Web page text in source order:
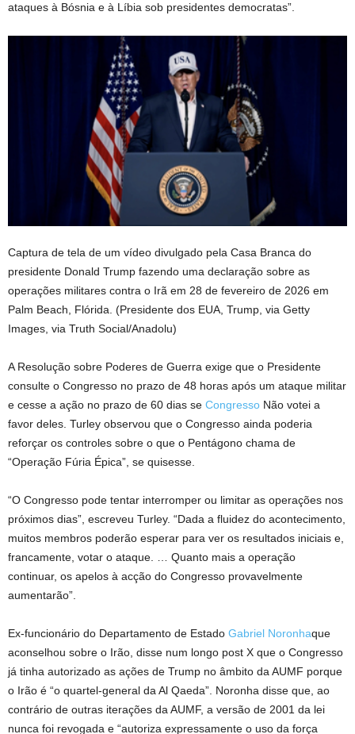
ataques à Bósnia e à Líbia sob presidentes democratas”.
Captura de tela de um vídeo divulgado pela Casa Branca do
presidente Donald Trump fazendo uma declaração sobre as
operações militares contra o Irã em 28 de fevereiro de 2026 em
Palm Beach, Flórida. (Presidente dos EUA, Trump, via Getty
Images, via Truth Social/Anadolu)
A Resolução sobre Poderes de Guerra exige que o Presidente
consulte o Congresso no prazo de 48 horas após um ataque militar
e cesse a ação no prazo de 60 dias se Congresso Não votei a
favor deles. Turley observou que o Congresso ainda poderia
reforçar os controles sobre o que o Pentágono chama de
“Operação Fúria Épica”, se quisesse.
“O Congresso pode tentar interromper ou limitar as operações nos
próximos dias”, escreveu Turley. “Dada a fluidez do acontecimento,
muitos membros poderão esperar para ver os resultados iniciais e,
francamente, votar o ataque. … Quanto mais a operação
continuar, os apelos à acção do Congresso provavelmente
aumentarão”.
Ex-funcionário do Departamento de Estado Gabriel Noronhaque
aconselhou sobre o Irão, disse num longo post X que o Congresso
já tinha autorizado as ações de Trump no âmbito da AUMF porque
o Irão é “o quartel-general da Al Qaeda”. Noronha disse que, ao
contrário de outras iterações da AUMF, a versão de 2001 da lei
nunca foi revogada e “autoriza expressamente o uso da força